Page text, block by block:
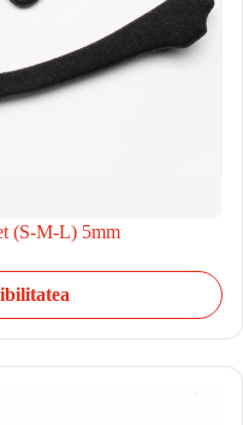
(S-M-L) 5mm